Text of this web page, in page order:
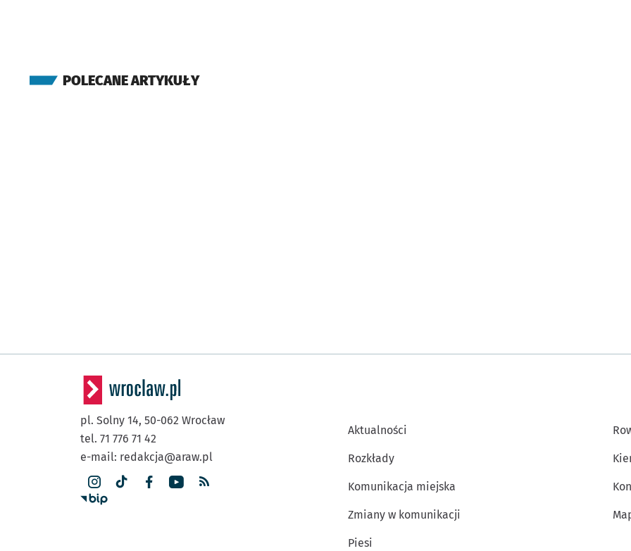
POLECANE ARTYKUŁY
pl. Solny 14, 50-062 Wrocław
tel. 71 776 71 42
e-mail: redakcja@araw.pl
Aktualności
Rozkłady
Komunikacja miejska
Zmiany w komunikacji
Piesi